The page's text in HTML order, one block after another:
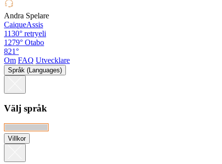
Andra Spelare
CaiqueAssis
1130° retryeli
1279° Otabo
821°
Om FAQ Utvecklare
Språk (Languages)
Välj språk
Villkor